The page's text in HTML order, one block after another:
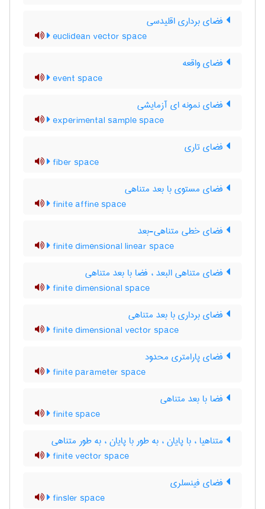
فضای برداری اقلیدسی
euclidean vector space
فضای واقعه
event space
فضای نمونه ای آزمایشی
experimental sample space
فضای تاری
fiber space
فضای مستوی با بعد متناهی
finite affine space
فضای خطی متناهی-بعد
finite dimensional linear space
فضای متناهی البعد ، فضا با بعد متناهی
finite dimensional space
فضای برداری با بعد متناهی
finite dimensional vector space
فضای پارامتری محدود
finite parameter space
فضا با بعد متناهی
finite space
متناهیا ، با پایان ، به طور با پایان ، به طور متناهی
finite vector space
فضای فینسلری
finsler space